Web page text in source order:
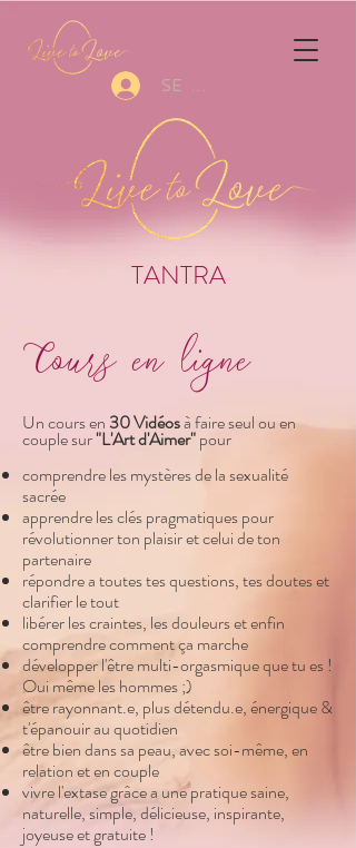
Se connecter
TANTRA
Cours en ligne
Un cours en 30 Vidéosà faire seul ou en
couple sur"L'Art d'Aimer"pour
comprendre les mystères de la sexualité
sacrée
apprendre les clés pragmatiques pour
révolutionner ton plaisir et celui de ton
partenaire
répondre a toutes tes questions, tes doutes et
clarifier le tout
libérer les craintes, les douleurs et enfin
comprendre comment ça marche
développer l'être multi-orgasmique que tu es !
Oui même les hommes ;)
être rayonnant.e, plus détendu.e, énergique &
t'épanouir au quotidien
être bien dans sa peau, avec soi-même, en
relation et en couple
vivre l'extase grâce a une pratique saine,
naturelle, simple, délicieuse, inspirante,
joyeuse et gratuite !